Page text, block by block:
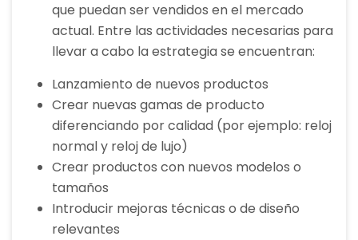
que puedan ser vendidos en el mercado
actual. Entre las actividades necesarias para
llevar a cabo la estrategia se encuentran:
Lanzamiento de nuevos productos
Crear nuevas gamas de producto
diferenciando por calidad (por ejemplo: reloj
normal y reloj de lujo)
Crear productos con nuevos modelos o
tamaños
Introducir mejoras técnicas o de diseño
relevantes